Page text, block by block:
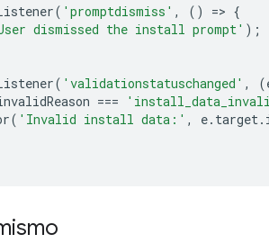
( 'promptdismiss' , () => {
dismissed the install prompt' );
( 'validationstatuschanged' , (
===
( 'Invalid install data:' , e. target.